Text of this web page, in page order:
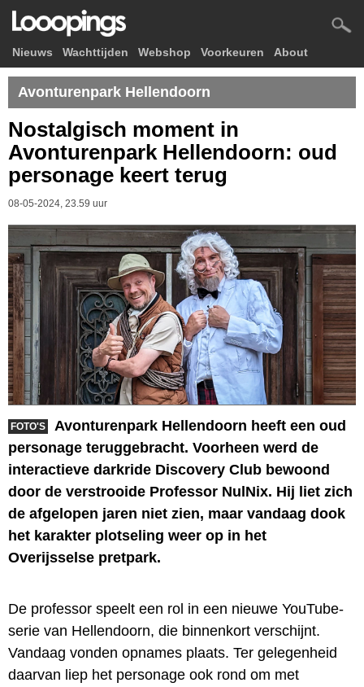
Nieuws Wachttijden Webshop Voorkeuren About
Avonturenpark Hellendoorn
Nostalgisch moment in
Avonturenpark Hellendoorn: oud
personage keert terug
08-05-2024, 23.59 uur
FOTO'S
Avonturenpark Hellendoorn heeft een oud
personage teruggebracht. Voorheen werd de
interactieve darkride Discovery Club bewoond
door de verstrooide Professor NulNix. Hij liet zich
de afgelopen jaren niet zien, maar vandaag dook
het karakter plotseling weer op in het
Overijsselse pretpark.
De professor speelt een rol in een nieuwe YouTube-
serie van Hellendoorn, die binnenkort verschijnt.
Vandaag vonden opnames plaats. Ter gelegenheid
daarvan liep het personage ook rond om met